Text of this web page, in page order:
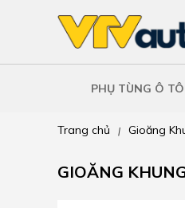
PHỤ TÙNG Ô TÔ
Trang chủ | Gioăng
GIOĂNG